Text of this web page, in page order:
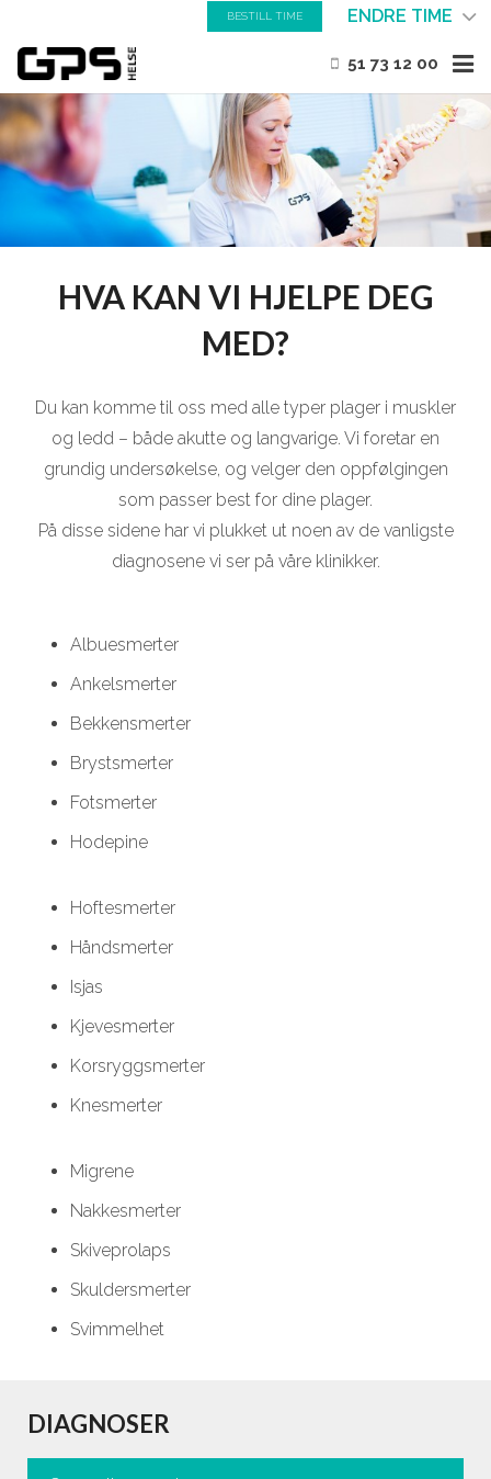
BESTILL TIME ENDRE TIME
51 73 12 00
HJEM
OM OSS
HVA KAN VI HJELPE DEG
MED?
Du kan komme til oss med alle typer plager i muskler
og ledd – både akutte og langvarige. Vi foretar en
grundig undersøkelse, og velger den oppfølgingen
som passer best for dine plager.
På disse sidene har vi plukket ut noen av de vanligste
diagnosene vi ser på våre klinikker.
Albuesmerter
Ankelsmerter
Bekkensmerter
Brystsmerter
Fotsmerter
Hodepine
Hoftesmerter
Håndsmerter
Isjas
Kjevesmerter
Korsryggsmerter
Knesmerter
Migrene
Nakkesmerter
Skiveprolaps
Skuldersmerter
Svimmelhet
DIAGNOSER